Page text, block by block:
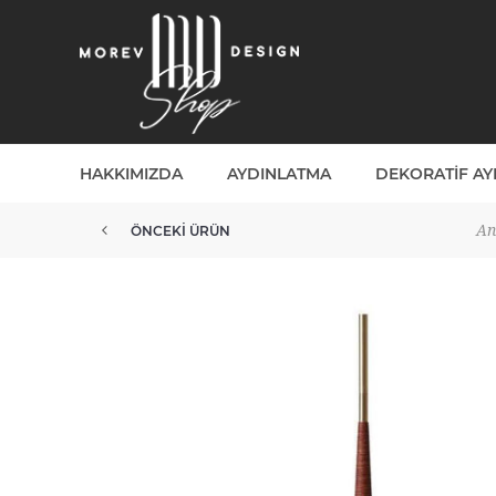
HAKKIMIZDA AYDINLATMA DEKORATIF
ÖNCEKI ÜRÜN